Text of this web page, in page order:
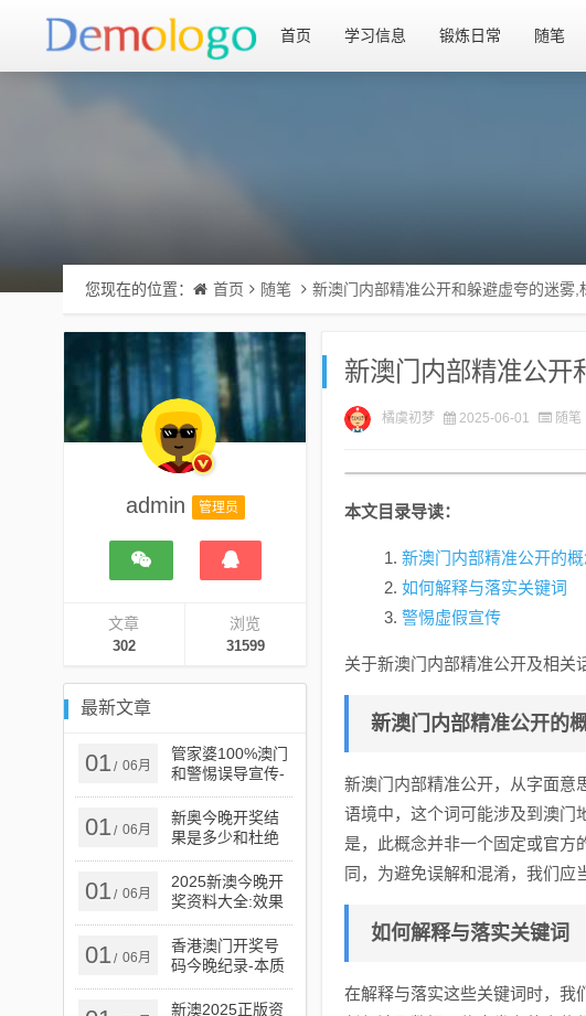
首页 学习信息 锻炼日常 随笔
您现在的位置： 首页 随笔 新澳门内部精准公开和躲避虚夸的迷雾,
admin 管理员
文章
302
浏览
31599
最新文章
01 / 06月
管家婆100%澳门
和警惕误导宣传-
创新释义、解释
与落实​
01 / 06月
新奥今晚开奖结
果是多少和杜绝
虚假的假宣传册,
强化释义、解释
与落实​
01 / 06月
2025新澳今晚开
奖资料大全:效果
解读、解释与落
实,谨防虚假的障
眼法
01 / 06月
香港澳门开奖号
码今晚纪录-本质
释义、解释与落
实,谨防欺诈的假
新澳2025正版资
新澳门内部精准公开
橘虞初梦 2025-06-01 随笔
本文目录导读：
新澳门内部精准公开的
如何解释与落实关键词
警惕虚假宣传
关于新澳门内部精准公开及相关
新澳门内部精准公开的
新澳门内部精准公开，从字面意
语境中，这个词可能涉及到澳门
是，此概念并非一个固定或官方
同，为避免误解和混淆，我们应
如何解释与落实关键词
在解释与落实这些关键词时，我